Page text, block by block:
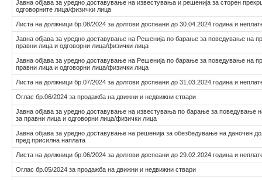
Јавна објава за уредно доставување на известувања и решенија за сторен
одговорните лица/физички лица
Листа на должници бр.08/2024 за долгови доспеани до 30.04.2024 година и
Јавна објава за уредно доставување на Решенија по барање за поведување на
правни лица и одговорни лица/физички лица
Јавна објава за уредно доставување на Решенија по барање за поведување на
правни лица и одговорни лица/физички лица
Листа на должници бр.07/2024 за долгови доспеани до 31.03.2024 година и
Оглас бр.06/2024 за продажба на движни и недвижни ствари
Јавна објава за уредно доставување на известувања по барање за поведување
за правни лица и одговорни лица/физички лица
Јавна објава за уредно доставување на решенија за обезбедување на даночен
пред присилна наплата
Листа на должници бр.06/2024 за долгови доспеани до 29.02.2024 година и
Оглас бр.05/2024 за продажба на движни и недвижни ствари